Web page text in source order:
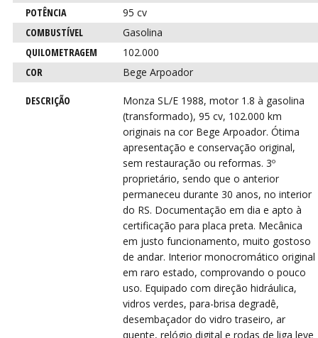
POTÊNCIA
95 cv
COMBUSTÍVEL
Gasolina
QUILOMETRAGEM
102.000
COR
Bege Arpoador
DESCRIÇÃO
Monza SL/E 1988, motor 1.8 à gasolina
(transformado), 95 cv, 102.000 km
originais na cor Bege Arpoador. Ótima
apresentação e conservação original,
sem restauração ou reformas. 3º
proprietário, sendo que o anterior
permaneceu durante 30 anos, no interior
do RS. Documentação em dia e apto à
certificação para placa preta. Mecânica
em justo funcionamento, muito gostoso
de andar. Interior monocromático original
em raro estado, comprovando o pouco
uso. Equipado com direção hidráulica,
vidros verdes, para-brisa degradê,
desembaçador do vidro traseiro, ar
quente, relógio digital e rodas de liga leve